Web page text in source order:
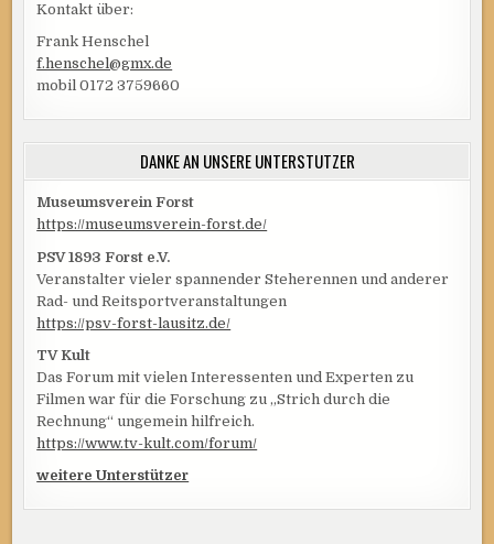
Kontakt über:
Frank Henschel
f.henschel@gmx.de
mobil 0172 3759660
DANKE AN UNSERE UNTERSTÜTZER
Museumsverein Forst
https://museumsverein-forst.de/
PSV 1893 Forst e.V.
Veranstalter vieler spannender Steherennen und anderer
Rad- und Reitsportveranstaltungen
https://psv-forst-lausitz.de/
TV Kult
Das Forum mit vielen Interessenten und Experten zu
Filmen war für die Forschung zu „Strich durch die
Rechnung“ ungemein hilfreich.
https://www.tv-kult.com/forum/
weitere Unterstützer